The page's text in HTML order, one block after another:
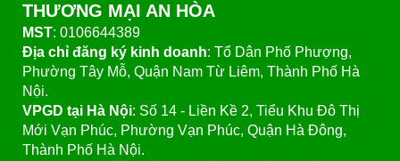
THƯƠNG MẠI AN HÒA
MST: 0106644389
Địa chỉ đăng ký kinh doanh: Tổ Dân Phố Phượng,
Phường Tây Mỗ, Quận Nam Từ Liêm, Thành Phố Hà
Nội.
VPGD tại Hà Nội: Số 14 - Liền Kề 2, Tiểu Khu Đô Thị
Mới Vạn Phúc, Phường Vạn Phúc, Quận Hà Đông,
Thành Phố Hà Nội.